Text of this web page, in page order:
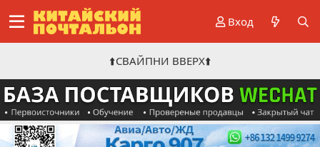
Вход
⬆️СВАЙПНИ ВВЕРХ⬆️